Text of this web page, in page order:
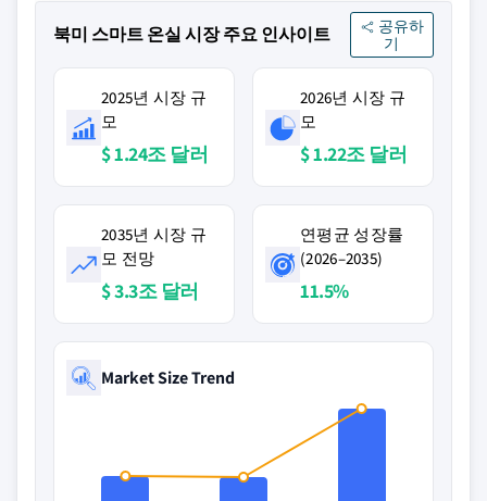
북미 스마트 온실 시장 주요 인사이트
공유하
기
2025년 시장 규
모
$ 1.24조 달러
2026년 시장 규
모
$ 1.22조 달러
2035년 시장 규
모 전망
$ 3.3조 달러
연평균 성장률
(2026–2035)
11.5%
Market Size Trend